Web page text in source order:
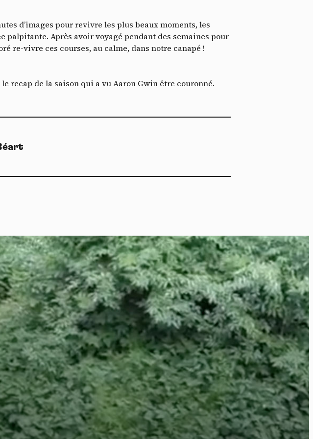
d’images pour revivre les plus beaux moments, les
palpitante. Après avoir voyagé pendant des semaines pour
re-vivre ces courses, au calme, dans notre canapé !
recap de la saison qui a vu Aaron Gwin être couronné.
peut déposer 4 cookies.